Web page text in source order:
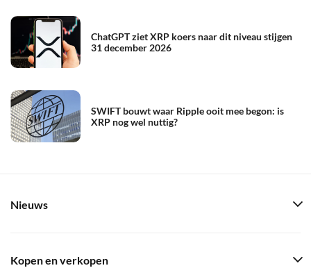
ChatGPT ziet XRP koers naar dit niveau stijgen
31 december 2026
SWIFT bouwt waar Ripple ooit mee begon: is
XRP nog wel nuttig?
Nieuws
Kopen en verkopen